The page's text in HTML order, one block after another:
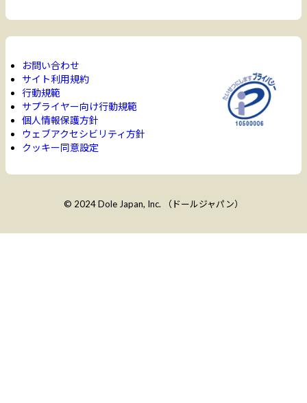
お問い合わせ
サイト利用規約
行動規範
サプライヤー向け行動規範
個人情報保護方針
ウェブアクセシビリティ方針
クッキー同意設定
© 2024 Dole Japan, Inc. （ドールジャパン）